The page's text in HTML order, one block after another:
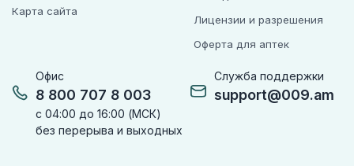
Офис
8 800 707 8 003
с 04:00 до 16:00 (МСК)
без перерыва и выходных
Служба поддержки
support@009.am
Карта сайта
Лицензии и разрешения
Оферта для аптек